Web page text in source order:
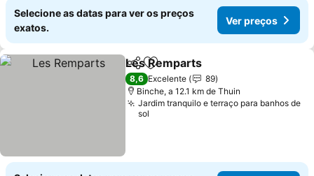
Selecione as datas para ver os preços
exatos.
Ver preços
PartilharAdicionar aos favoritos
Les Remparts
8,6 Excelente
89
Binche, a 12.1 km de Thuin
Jardim tranquilo e terraço para banhos de
sol